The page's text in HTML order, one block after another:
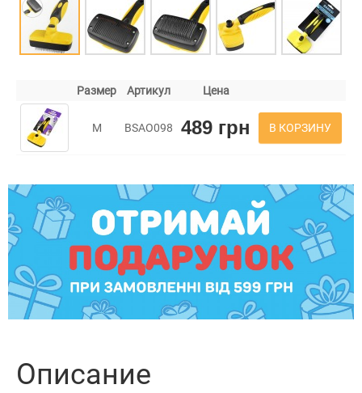
Размер Артикул Цена
M BSAO098 489 грн В КОРЗИНУ
Описание